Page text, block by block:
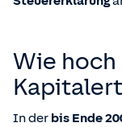
Wie hoch
In der bis Ende